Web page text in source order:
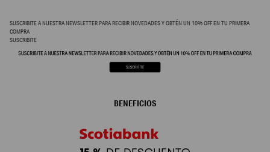
SUSCRIBITE A NUESTRA NEWSLETTER PARA RECIBIR NOVEDADES Y OBTÉN UN 10% OFF EN TU PRIMERA
COMPRA
SUSCRIBITE
BENEFICIOS